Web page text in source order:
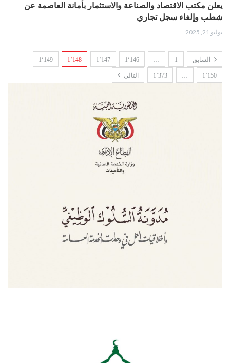
يعلن مكتب الاقتصاد والصناعة والاستثمار بأمانة العاصمة عن
شطب وإلغاء سجل تجاري
يوليو 21, 2025
السابق 1
… 1٬146 1٬147 1٬148 1٬149
1٬150 … 1٬373 التالي